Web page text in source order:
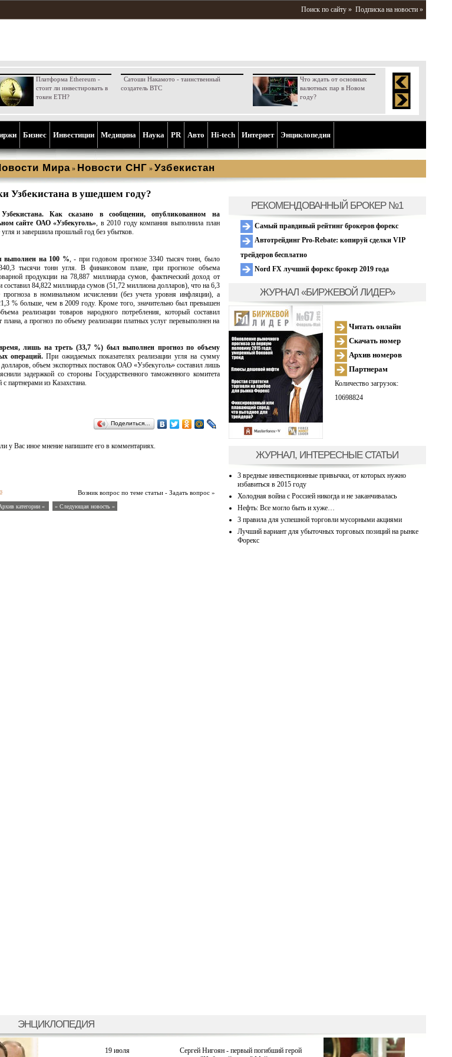
Поиск по сайту » Подписка на новости »
Платформа Ethereum -
стоит ли инвестировать в
токен ETH?
Сатоши Накамото - таинственный
создатель BTC
Что ждать от основных
валютных пар в Новом
году?
Бизнес Инвестиции Медицина Наука PR Aвто Hi-tech Интернет Энциклопедия
Мира » Новости СНГ » Узбекистан
Узбекистана в ушедшем году?
Как сказано в сообщении, опубликованном на
сайте ОАО «Узбекуголь», в 2010 году компания выполнила план
и завершила прошлый год без убытков.
выполнен на 100 %, - при годовом прогнозе 3340 тысяч тонн, было
тысячи тонн угля. В финансовом плане, при прогнозе объема
продукции на 78,887 миллиарда сумов, фактический доход от
составил 84,822 миллиарда сумов (51,72 миллиона долларов), что на 6,3
в номинальном исчислении (без учета уровня инфляции), а
% больше, чем в 2009 году. Кроме того, значительно был превышен
реализации товаров народного потребления, который составил
плана, а прогноз по объему реализации платных услуг перевыполнен на
лишь на треть (33,7 %) был выполнен прогноз по объему
операций.При ожидаемых показателях реализации угля на сумму
объем экспортных поставок ОАО «Узбекуголь» составил лишь
задержкой со стороны Государственного таможенного комитета
партнерами из Казахстана.
Поделиться…
у Вас иное мнение напишите его в комментариях.
Возник вопрос по теме статьи - Задать вопрос »
категории « » Следующая новость »
РЕКОМЕНДОВАННЫЙ БРОКЕР №1
Самый правдивый рейтинг брокеров форекс
Автотрейдинг Pro-Rebate: копируй сделки VIP
трейдеров бесплатно
Nord FX лучший форекс брокер 2019 года
ЖУРНАЛ «БИРЖЕВОЙ ЛИДЕР»
Читать онлайн
Скачать номер
Архив номеров
Партнерам
Количество загрузок:
10698824
ЖУРНАЛ, ИНТЕРЕСНЫЕ СТАТЬИ
3 вредные инвестиционные привычки, от которых нужно
избавиться в 2015 году
Холодная война с Россией никогда и не заканчивалась
Нефть: Все могло быть и хуже…
3 правила для успешной торговли мусорными акциями
Лучший вариант для убыточных торговых позиций на рынке
Форекс
ЭНЦИКЛОПЕДИЯ
19 июля
Сергей Нигоян - первый погибший герой